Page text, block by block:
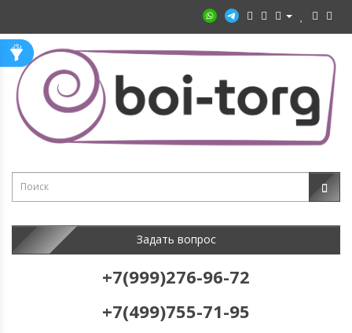
Задать вопрос
+7(999)276-96-72
+7(499)755-71-95